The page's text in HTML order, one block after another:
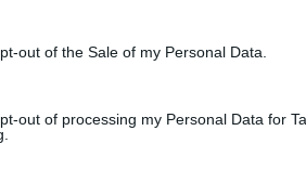
out of the Sale of my Personal Data.
out of processing my Personal Data for
το Culturenow.gr